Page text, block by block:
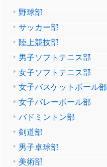
野球部
サッカー部
陸上競技部
男子ソフトテニス部
女子ソフトテニス部
女子バスケットボール部
女子バレーボール部
バドミントン部
剣道部
男子卓球部
美術部